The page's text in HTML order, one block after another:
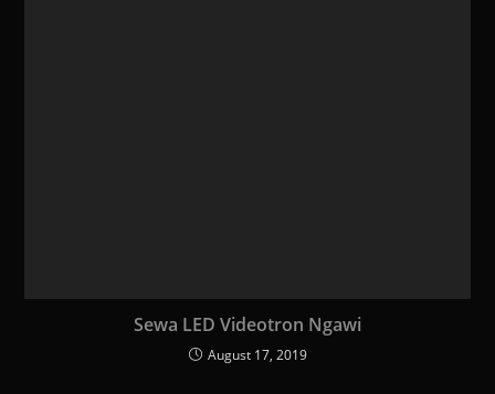
Sewa LED Videotron Ngawi
August 17, 2019